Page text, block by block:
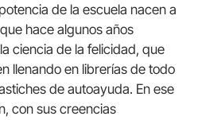
de la escuela nacen a
hace algunos años
ciencia de la felicidad, que
llenando en librerías de todo
de autoayuda. En ese
con sus creencias